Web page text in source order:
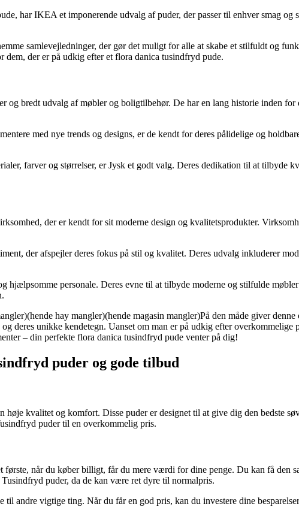
har IKEA et imponerende udvalg af puder, der passer til enhver smag og
samlevejledninger, der gør det muligt for alle at skabe et stilfuldt og
der er på udkig efter et flora danica tusindfryd pude.
og bredt udvalg af møbler og boligtilbehør. De har en lang historie inden
med nye trends og designs, er de kendt for deres pålidelige og
farver og størrelser, er Jysk et godt valg. Deres dedikation til at tilbyde
der er kendt for sit moderne design og kvalitetsprodukter.
der afspejler deres fokus på stil og kvalitet. Deres udvalg inkluderer
hjælpsomme personale. Deres evne til at tilbyde moderne og stilfulde
hay mangler)(hende magasin mangler)På den måde giver
deres unikke kendetegn. Uanset om man er på udkig efter
– din perfekte flora danica tusindfryd pude venter på dig!
puder og gode tilbud
kvalitet og komfort. Disse puder er designet til at give dig den bedste
puder til en overkommelig pris.
når du køber billigt, får du mere værdi for dine penge. Du kan få den
puder, da de kan være ret dyre til normalpris.
andre vigtige ting. Når du får en god pris, kan du investere dine